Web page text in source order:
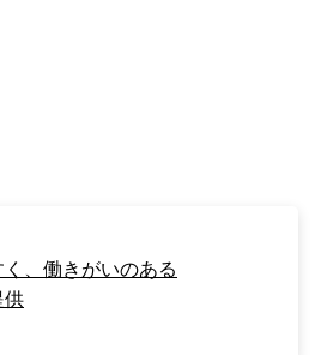
、働きがいのある
供